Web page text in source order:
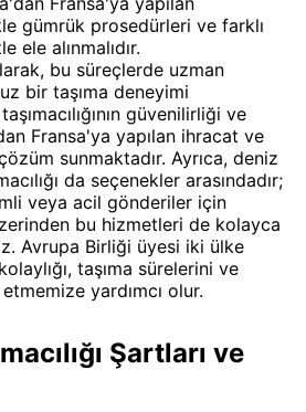
gümrük prosedürleri ve farklı
ele alınmalıdır.
bu süreçlerde uzman
bir taşıma deneyimi
güvenilirliği ve
Fransa'ya yapılan ihracat ve
sunmaktadır. Ayrıca, deniz
da seçenekler arasındadır;
veya acil gönderiler için
bu hizmetleri de kolayca
Avrupa Birliği üyesi iki ülke
taşıma sürelerini ve
yardımcı olur.
Şartları ve